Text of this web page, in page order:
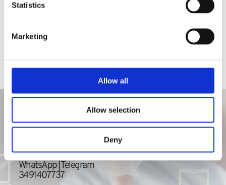
Statistics
Marketing
Allow all
Allow selection
Deny
STAY IN TOUCH
WhatsApp | Telegram
3491407737